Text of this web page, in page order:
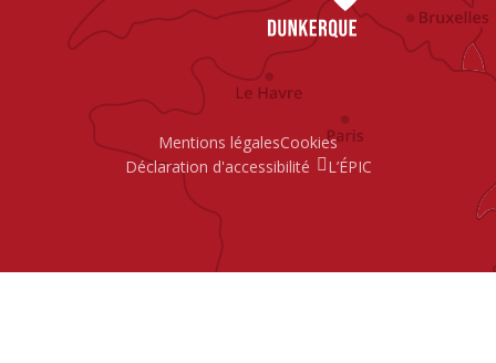
Mentions légalesCookies
Déclaration d'accessibilité
L’ÉPIC